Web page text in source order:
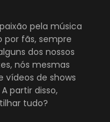
pela música
por fãs, sempre
dos nossos
nós mesmas
de shows
partir disso,
tudo?